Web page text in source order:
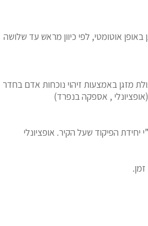
אוטומטי, לפי כיוון מראש עד שלושה
מזגן באמצעות זיהוי נוכחות אדם בחדר
, אספקה בנפרד)
הפיקוד שעל הקיר. אופציונלי